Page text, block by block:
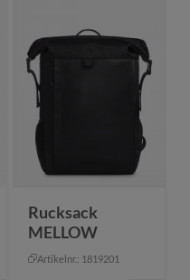
Rucksack
MELLOW
Artikelnr.: 1819201